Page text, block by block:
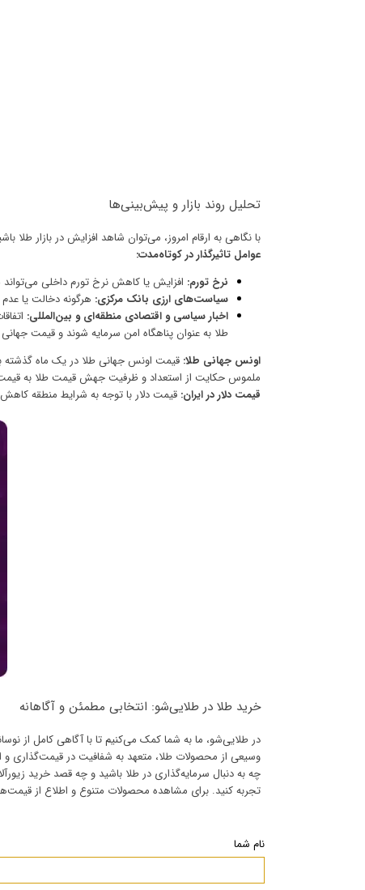
تحلیل روند بازار و پیش‌بینی‌ها
با نگاهی به ارقام امروز، می‌توان شاهد افزایش در بازار طلا
عوامل تاثیرگذار در کوتاه‌مدت:
نرخ تورم: افزایش یا کاهش نرخ تورم داخلی می‌تواند
سیاست‌های ارزی بانک مرکزی: هرگونه دخالت یا
اخبار سیاسی و اقتصادی منطقه‌ای و بین‌المللی:
طلا به عنوان پناهگاه امن سرمایه شوند و قیمت جهانی
اونس جهانی طلا:
ملموس حکایت از استعداد و ظرفیت جهش قیمت طلا به
قیمت دلار در ایران: قیمت دلار با توجه به شرایط منطقه کاهش شدید
خرید طلا در طلایی‌شو: انتخابی مطمئن و آگاهانه
در طلایی‌شو، ما به شما کمک می‌کنیم تا با آگاهی کامل از
وسیعی از محصولات طلا، متعهد به شفافیت در قیمت‌گذاری و
چه به دنبال سرمایه‌گذاری در طلا باشید و چه قصد خرید
تجربه کنید. برای مشاهده محصولات متنوع و اطلاع از
نام شما